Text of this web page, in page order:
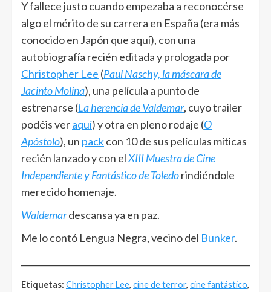
Y fallece justo cuando empezaba a reconocérse
algo el mérito de su carrera en España (era más
conocido en Japón que aquí), con una
autobiografía recién editada y prologada por
Christopher Lee (Paul Naschy, la máscara de
Jacinto Molina), una película a punto de
estrenarse (La herencia de Valdemar, cuyo trailer
podéis veraquí) y otra en pleno rodaje (O
Apóstolo), un packcon 10 de sus películas míticas
recién lanzado y con elXIII Muestra de Cine
Independiente y Fantástico de Toledorindiéndole
merecido homenaje.
Waldemardescansa ya en paz.
Me lo contó Lengua Negra, vecino del Bunker.
Etiquetas: Christopher Lee, cine de terror, cine fantástico,